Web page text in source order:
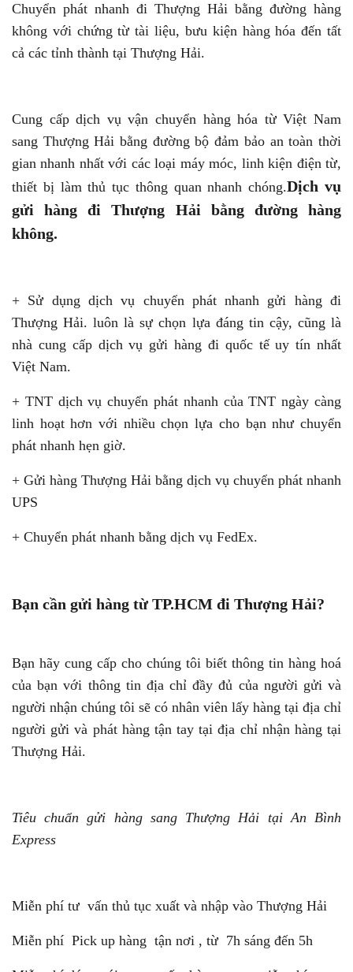
Chuyển phát nhanh đi Thượng Hải bằng đường hàng
không với chứng từ tài liệu, bưu kiện hàng hóa đến tất
cả các tỉnh thành tại Thượng Hải.
Cung cấp dịch vụ vận chuyển hàng hóa từ Việt Nam
sang Thượng Hải bằng đường bộ đảm bảo an toàn thời
gian nhanh nhất với các loại máy móc, linh kiện điện từ,
thiết bị làm thủ tục thông quan nhanh chóng.Dịch vụ
gửi hàng đi Thượng Hải bằng đường hàng
không.
+ Sử dụng dịch vụ chuyển phát nhanh gửi hàng đi
Thượng Hải. luôn là sự chọn lựa đáng tin cậy, cũng là
nhà cung cấp dịch vụ gửi hàng đi quốc tế uy tín nhất
Việt Nam.
+ TNT dịch vụ chuyển phát nhanh của TNT ngày càng
linh hoạt hơn với nhiều chọn lựa cho bạn như chuyển
phát nhanh hẹn giờ.
+ Gửi hàng Thượng Hải bằng dịch vụ chuyển phát nhanh
UPS
+ Chuyển phát nhanh bằng dịch vụ FedEx.
Bạn cần gửi hàng từ TP.HCM đi Thượng Hải?
Bạn hãy cung cấp cho chúng tôi biết thông tin hàng hoá
của bạn với thông tin địa chỉ đầy đủ của người gửi và
người nhận chúng tôi sẽ có nhân viên lấy hàng tại địa chỉ
người gửi và phát hàng tận tay tại địa chỉ nhận hàng tại
Thượng Hải.
Tiêu chuẩn gửi hàng sang Thượng Hải tại An Bình
Express
Miễn phí tư vấn thủ tục xuất và nhập vào Thượng Hải
Miễn phí Pick up hàng tận nơi , từ 7h sáng đến 5h